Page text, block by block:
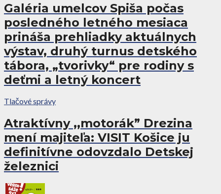
Galéria umelcov Spiša počas
posledného letného mesiaca
prináša prehliadky aktuálnych
výstav, druhý turnus detského
tábora, „tvorivky“ pre rodiny s
deťmi a letný koncert
Tlačové správy
Atraktívny ,,motorák” Drezina
mení majiteľa: VISIT Košice ju
definitívne odovzdalo Detskej
železnici